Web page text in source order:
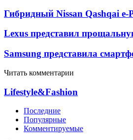
Гибридный Nissan Qashqai e-
Lexus представил
Samsung представила
Читать комментарии
Lifestyle&Fashion
Последние
Популярные
Комментируемые